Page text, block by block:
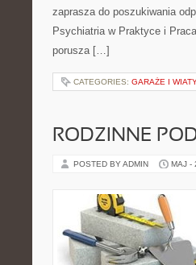
zaprasza do poszukiwania
Psychiatria w Praktyce i
porusza […]
CATEGORIES: GARAŻE I
RODZINNE
POSTED BY ADMIN MAJ -